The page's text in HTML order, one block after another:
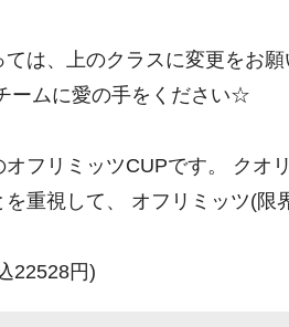
は、上のクラスに変更をお
ームに愛の手をください☆
フリミッツCUPです。 クオ
を重視して、 オフリミッツ(限
22528円)